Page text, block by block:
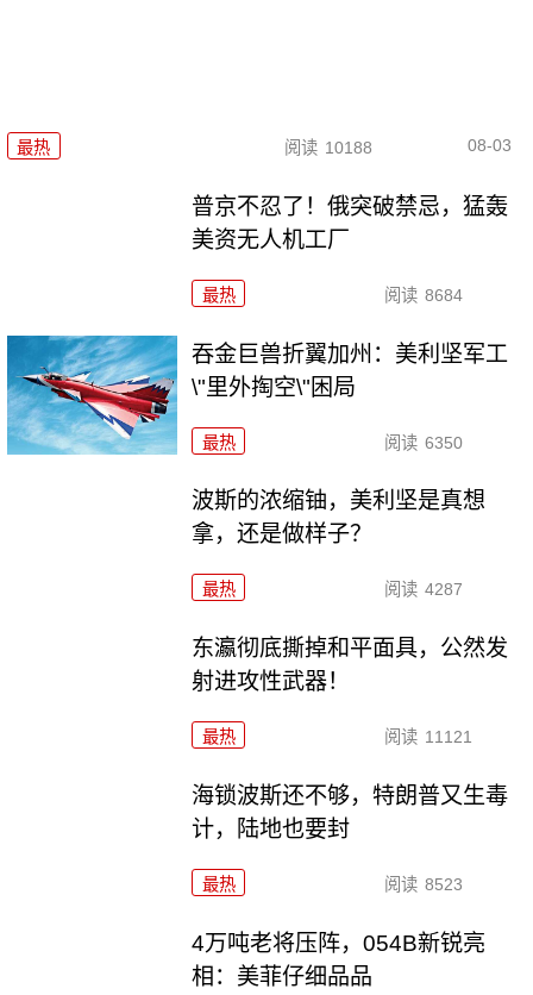
最热 阅读 10188 08-03
普京不忍了！俄突破禁忌，猛轰
美资无人机工厂
最热 阅读 8684
吞金巨兽折翼加州：美利坚军工
\"里外掏空\"困局
最热 阅读 6350
波斯的浓缩铀，美利坚是真想
拿，还是做样子？
最热 阅读 4287
东瀛彻底撕掉和平面具，公然发
射进攻性武器！
最热 阅读 11121
海锁波斯还不够，特朗普又生毒
计，陆地也要封
最热 阅读 8523
4万吨老将压阵，054B新锐亮
相：美菲仔细品品